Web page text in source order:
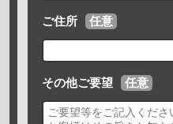
ご住所 任意
その他ご要望 任意